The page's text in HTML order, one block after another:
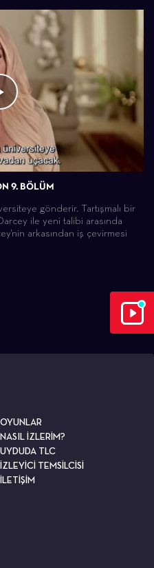
9. BÖLÜM
gönderir. Tartışmalı bir
ile yeni talibi arasında
arkasından iş çevirmesi
OYUNLAR
NASIL İZLERİM?
UYDUDA TLC
İZLEYİCİ TEMSİLCİSİ
İLETİŞİM